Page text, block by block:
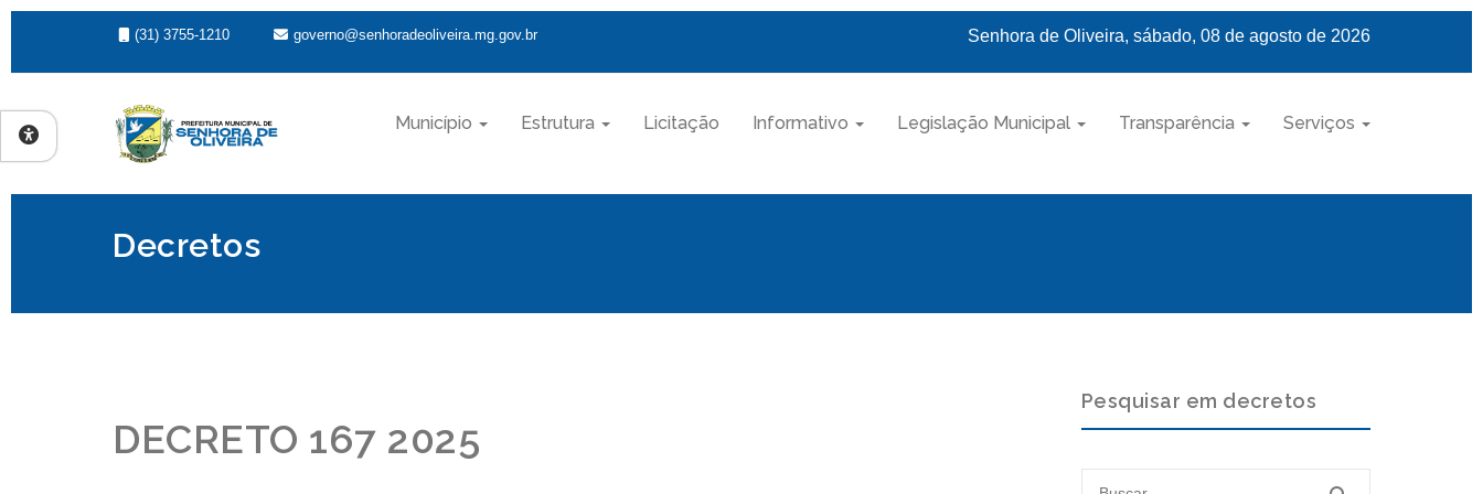
(31) 3755-1210 governo@senhoradeoliveira.mg.gov.br Senhora de Oliveira, sábado, 08 de agosto de 2026
Município Estrutura Licitação Informativo Legislação Municipal Transparência Serviços
Decretos
DECRETO 167 2025
Pesquisar em decretos